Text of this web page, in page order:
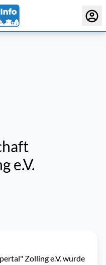
e.V.
Zolling e.V. wurde